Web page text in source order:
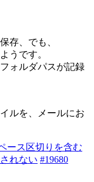
存、でも、
うです。
ォルダパスが記録
ルを、メールにお
ース区切りを含む
れない #19680